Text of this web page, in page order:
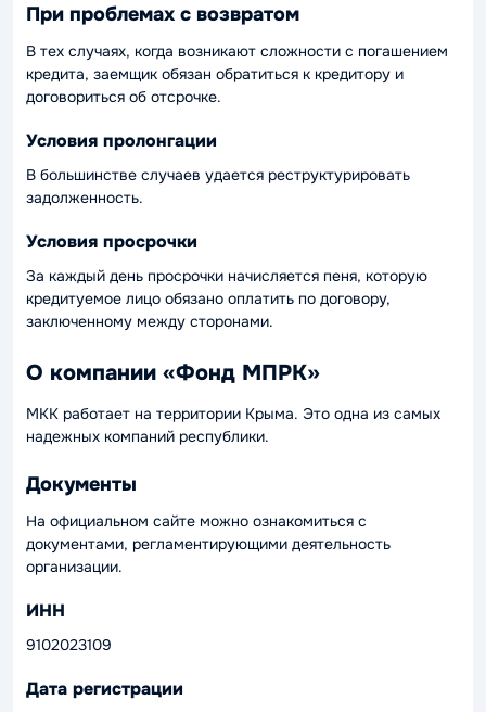
При проблемах с возвратом
В тех случаях, когда возникают сложности с погашением
кредита, заемщик обязан обратиться к кредитору и
договориться об отсрочке.
Условия пролонгации
В большинстве случаев удается реструктурировать
задолженность.
Условия просрочки
За каждый день просрочки начисляется пеня, которую
кредитуемое лицо обязано оплатить по договору,
заключенному между сторонами.
О компании «Фонд МПРК»
МКК работает на территории Крыма. Это одна из самых
надежных компаний республики.
Документы
На официальном сайте можно ознакомиться с
документами, регламентирующими деятельность
организации.
ИНН
9102023109
Дата регистрации